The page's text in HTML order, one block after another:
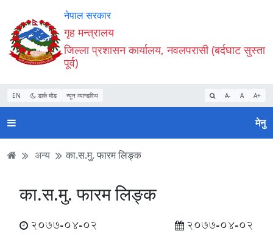
Mode
सुरु
गर्नुहोस्
सामाग्री
पढ्नुहाेस्
नेभिगेसन
पढ्नुहाेस्
खोजमा
जानुहोस्
नेपाल सरकार
गृह मन्त्रालय
जिल्ला प्रशासन कार्यालय, नवलपरासी (बर्दघाट सुस्ता
पूर्व)
EN डार्क मोड न्यून व्यान्डविथ A- A A+
मेनु
अन्य का.स.मु. फारम लिङ्क
का.स.मु. फारम लिङ्क
2077-04-02 2077-04-02